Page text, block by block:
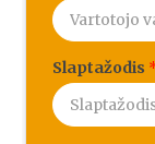
Slaptažodis